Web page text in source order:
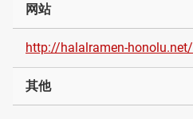
网站
http://halalramen-honolu.net/
其他